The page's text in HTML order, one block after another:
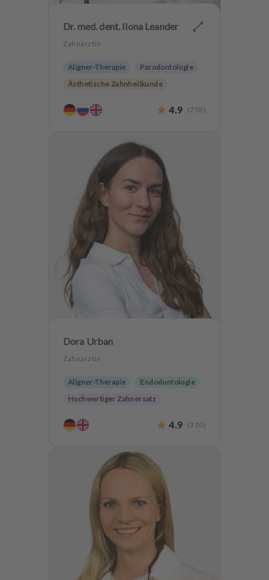
Dr. med. dent. Ilona Leander
Zahnärztin
Aligner-Therapie
Parodontologie
Ästhetische Zahnheilkunde
4.9 (758)
Dora Urban
Zahnärztin
Aligner-Therapie
Endodontologie
Hochwertiger Zahnersatz
4.9 (310)